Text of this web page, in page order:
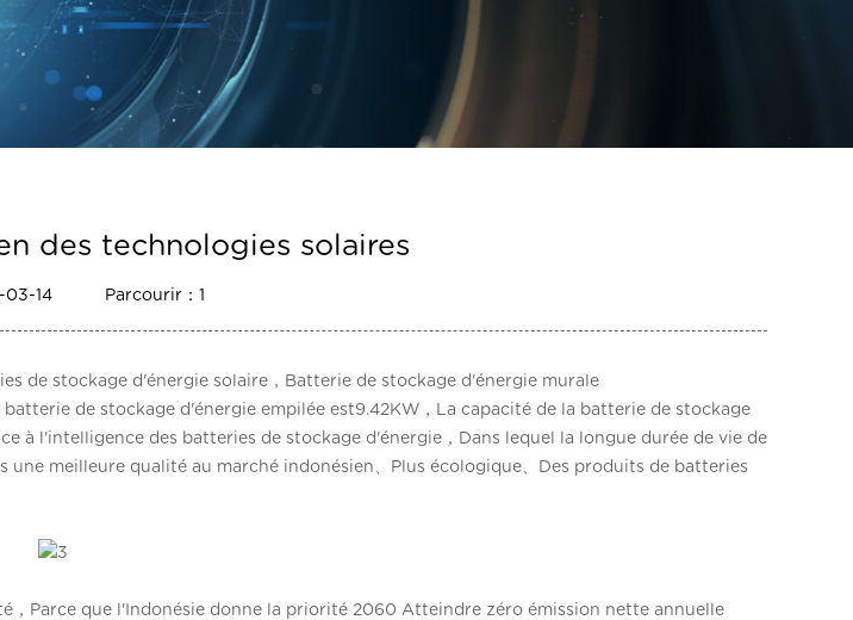
des technologies solaires
03-14 Parcourir：1
de stockage d'énergie solaire，Batterie de stockage d'énergie murale
de stockage d'énergie empilée est9.42KW，La capacité de la batterie de stockage
à l'intelligence des batteries de stockage d'énergie，Dans lequel la longue durée de vie de
meilleure qualité au marché indonésien、Plus écologique、Des produits de batteries
Parce que l'Indonésie donne la priorité 2060 Atteindre zéro émission nette annuelle